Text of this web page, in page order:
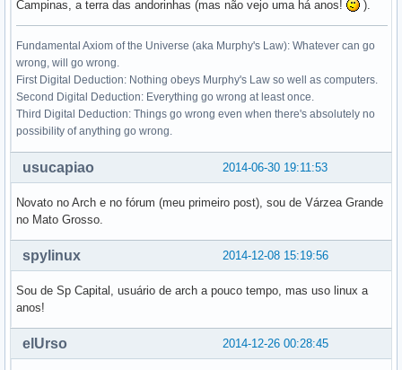
Campinas, a terra das andorinhas (mas não vejo uma há anos! ).
Fundamental Axiom of the Universe (aka Murphy's Law): Whatever can go
wrong, will go wrong.
First Digital Deduction: Nothing obeys Murphy's Law so well as computers.
Second Digital Deduction: Everything go wrong at least once.
Third Digital Deduction: Things go wrong even when there's absolutely no
possibility of anything go wrong.
2014-06-30 19:11:53
usucapiao
Novato no Arch e no fórum (meu primeiro post), sou de Várzea Grande
no Mato Grosso.
2014-12-08 15:19:56
spylinux
Sou de Sp Capital, usuário de arch a pouco tempo, mas uso linux a
anos!
2014-12-26 00:28:45
elUrso